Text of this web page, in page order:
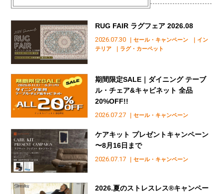
2026.07.30 ｜セール・キャンペーン
｜イン
テリア
｜ラグ・カーペット
RUG FAIR ラグフェア 2026.08
2026.07.27 ｜セール・キャンペーン
期間限定SALE｜ダイニング テーブ
ル・チェア&キャビネット 全品
20%OFF!!
2026.07.17 ｜セール・キャンペーン
ケアキット プレゼントキャンペーン
〜8月16日まで
2026.夏のストレスレス®︎キャンペー